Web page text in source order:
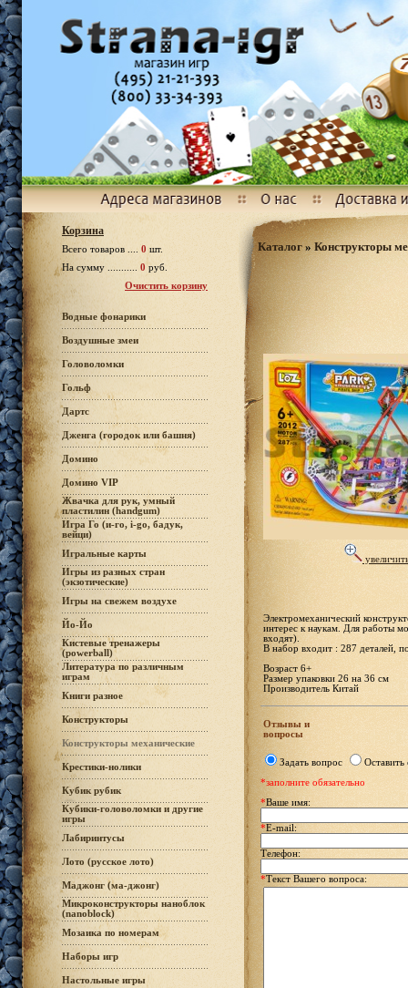
Корзина
Всего товаров .... 0 шт.
На сумму ........... 0 руб.
Очистить корзину
Водные фонарики
Воздушные змеи
Головоломки
Гольф
Дартс
Дженга (городок или башня)
Домино
Домино VIP
Жвачка для рук, умный
пластилин (handgum)
Игра Го (и-го, i-go, бадук,
вейци)
Игральные карты
Игры из разных стран
(экзотические)
Игры на свежем воздухе
Йо-Йо
Кистевые тренажеры
(powerball)
Литература по различным
играм
Книги разное
Конструкторы
Конструкторы механические
Крестики-нолики
Кубик рубик
Кубики-головоломки и другие
игры
Лабиринтусы
Лото (русское лото)
Маджонг (ма-джонг)
Микроконструкторы наноблок
(nanoblock)
Мозаика по номерам
Наборы игр
Настольные игры
Каталог »Конструкторы
Электромеханический
интерес к наукам. Для работы
входят).
В набор входит : 287 деталей,
Возраст 6+
Размер упаковки 26 на 36 см
Производитель Китай
Отзывы и
вопросы
Задать вопрос
Оставить
*заполните обязательно
*Ваше имя:
*E-mail:
Телефон:
*Текст Вашего вопроса: